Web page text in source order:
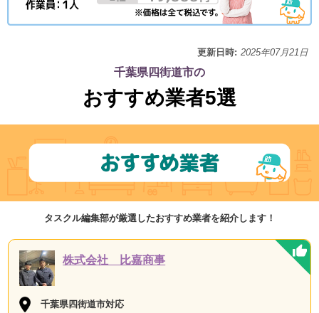
更新日時: 2025年07月21日
千葉県四街道市の
おすすめ業者5選
タスクル編集部が厳選したおすすめ業者を紹介します！
株式会社 比嘉商事
千葉県四街道市対応